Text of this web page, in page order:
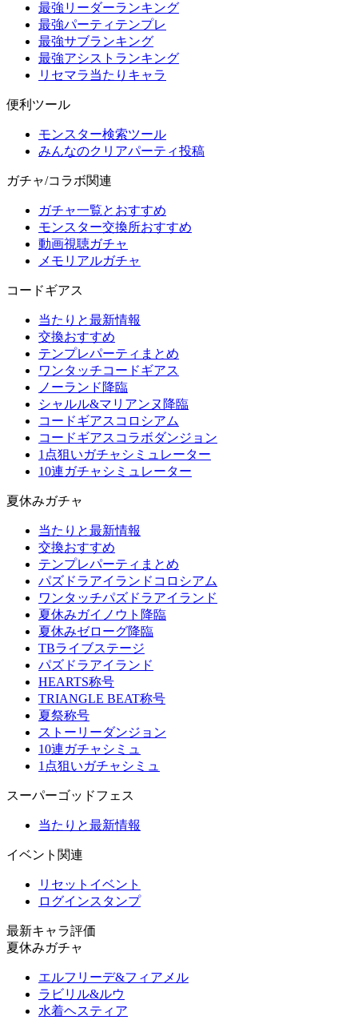
最強リーダーランキング
最強パーティテンプレ
最強サブランキング
最強アシストランキング
リセマラ当たりキャラ
便利ツール
モンスター検索ツール
みんなのクリアパーティ投稿
ガチャ/コラボ関連
ガチャ一覧とおすすめ
モンスター交換所おすすめ
動画視聴ガチャ
メモリアルガチャ
コードギアス
当たりと最新情報
交換おすすめ
テンプレパーティまとめ
ワンタッチコードギアス
ノーランド降臨
シャルル&マリアンヌ降臨
コードギアスコロシアム
コードギアスコラボダンジョン
1点狙いガチャシミュレーター
10連ガチャシミュレーター
夏休みガチャ
当たりと最新情報
交換おすすめ
テンプレパーティまとめ
パズドラアイランドコロシアム
ワンタッチパズドラアイランド
夏休みガイノウト降臨
夏休みゼローグ降臨
TBライブステージ
パズドラアイランド
HEARTS称号
TRIANGLE BEAT称号
夏祭称号
ストーリーダンジョン
10連ガチャシミュ
1点狙いガチャシミュ
スーパーゴッドフェス
当たりと最新情報
イベント関連
リセットイベント
ログインスタンプ
最新キャラ評価
夏休みガチャ
エルフリーデ&フィアメル
ラビリル&ルウ
水着ヘスティア